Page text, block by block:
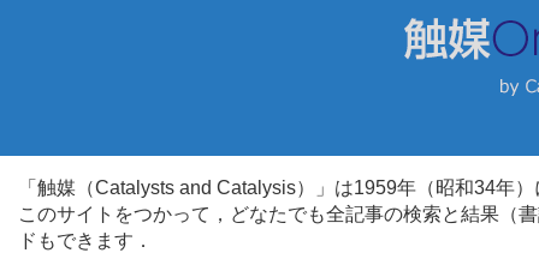
「触媒（Catalysts and Catalysis）」は1959年（昭和34年
このサイトをつかって，どなたでも全記事の検索と結果（
ドもできます．